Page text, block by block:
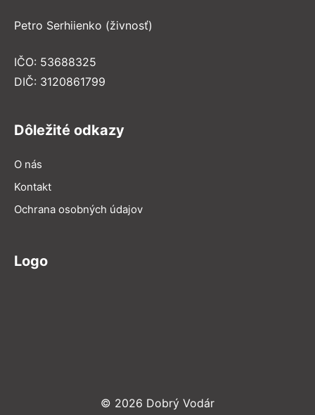
Petro Serhiienko (živnosť)
IČO: 53688325
DIČ: 3120861799
Dôležité odkazy
O nás
Kontakt
Ochrana osobných údajov
Logo
© 2026 Dobrý Vodár